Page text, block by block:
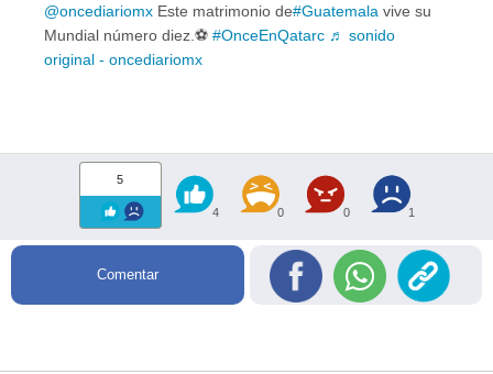
@oncediariomx Este matrimonio de#Guatemala vive su
Mundial número diez.⚽️ #OnceEnQatarc ♬ sonido
original - oncediariomx
5
4 0 0 1
Comentar